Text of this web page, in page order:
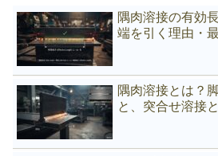
隅肉溶接の有効
端を引く理由・
隅肉溶接とは？
と、突合せ溶接